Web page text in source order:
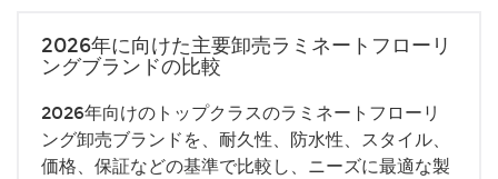
2026年に向けた主要卸売ラミネートフローリ
ングブランドの比較
2026年向けのトップクラスのラミネートフローリ
ング卸売ブランドを、耐久性、防水性、スタイル、
価格、保証などの基準で比較し、ニーズに最適な製